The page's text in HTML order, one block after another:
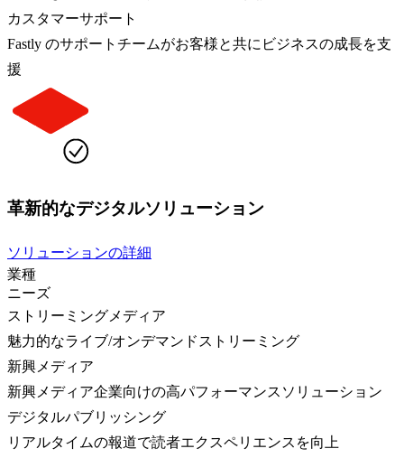
カスタマーサポート
Fastly のサポートチームがお客様と共にビジネスの成長を支
援
革新的なデジタルソリューション
ソリューションの詳細
業種
ニーズ
ストリーミングメディア
魅力的なライブ/オンデマンドストリーミング
新興メディア
新興メディア企業向けの高パフォーマンスソリューション
デジタルパブリッシング
リアルタイムの報道で読者エクスペリエンスを向上